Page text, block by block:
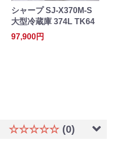
シャープ SJ-X370M-S
大型冷蔵庫 374L TK64
97,900円
☆☆☆☆☆ (0)